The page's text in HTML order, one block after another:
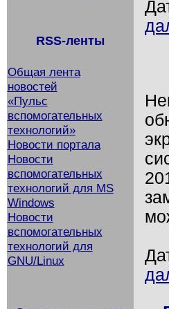
RSS-ленты
Общая лента
новостей
«Пульс
вспомогательных
технологий»
Новости портала
Новости
вспомогательных
технологий для MS
Windows
Новости
вспомогательных
технологий для
GNU/Linux